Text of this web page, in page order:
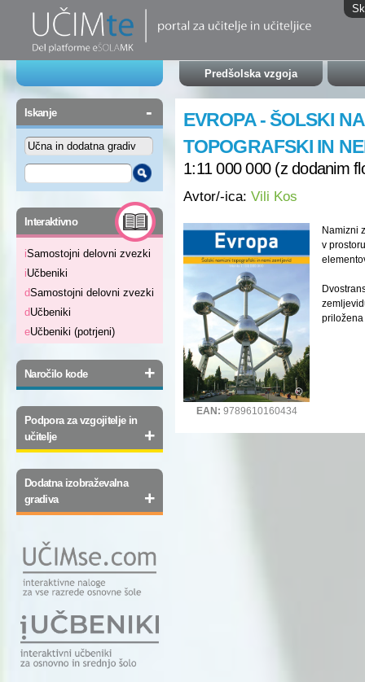
Predšolska vzgoja
Iskanje -
Interaktivno -
iSamostojni delovni zvezki
iUčbeniki
dSamostojni delovni zvezki
dUčbeniki
eUčbeniki (potrjeni)
Naročilo kode +
Podpora za vzgojitelje in
učitelje
+
Dodatna izobraževalna
gradiva
+
EVROPA - ŠOLSKI
TOPOGRAFSKI IN
1:11 000 000 (z dodanim
Avtor/-ica: Vili Kos
EAN: 9789610160434
Namizni
v
priložena